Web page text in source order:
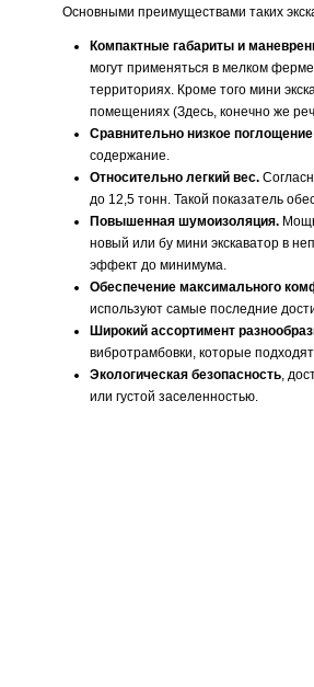
Основными преимуществами таких
Компактные габариты и
могут применяться в мелком
территориях. Кроме того мини
помещениях (Здесь, конечно же
Сравнительно низкое
содержание.
Относительно легкий вес.
до 12,5 тонн. Такой показатель
Повышенная шумоизоляция.
новый или бу мини экскаватор в
эффект до минимума.
Обеспечение максимального
используют самые последние
Широкий ассортимент
вибротрамбовки, которые
Экологическая безопасность,
или густой заселенностью.